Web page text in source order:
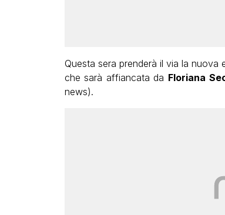
Questa sera prenderà il via la nuova
che sarà affiancata da Floriana
news).